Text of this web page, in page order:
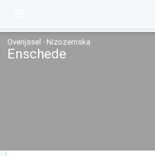
Overijssel · Nizozemska
Enschede